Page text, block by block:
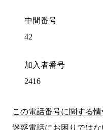
中間番号
42
加入者番号
2416
この電話番号に関する
迷惑電話にお困りでは